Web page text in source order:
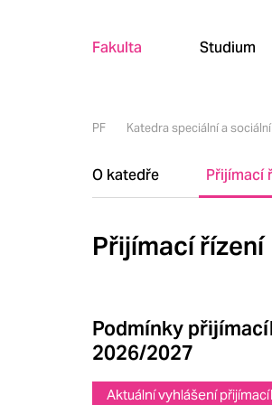
Fakulta Studium
PF Katedra speciální a
O katedře Přijímací
Přijímací řízení
Podmínky
2026/2027
Aktuální vyhlášení